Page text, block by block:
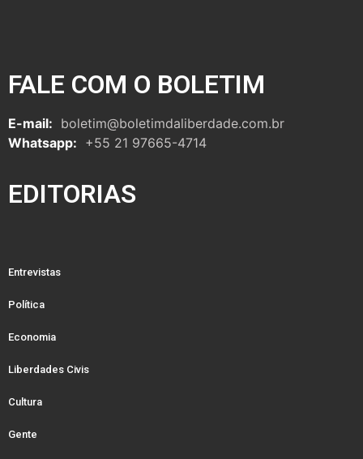
FALE COM O BOLETIM
E-mail: boletim@boletimdaliberdade.com.br
Whatsapp: +55 21 97665-4714
EDITORIAS
Entrevistas
Política
Economia
Liberdades Civis
Cultura
Gente